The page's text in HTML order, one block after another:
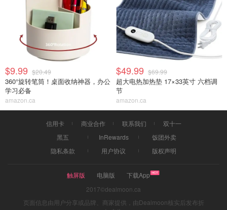
$9.99 $20.49
360°旋转笔筒！桌面收纳神器，办公
学习必备
amazon.ca
$49.99 $69.99
超大电热加热垫 17×33英寸 六档调
节
amazon.ca
信用卡 商业合作 联系我们
双十一
黑五
InRewards
饭团外卖
隐私条款
用户协议 版权声明
触屏版 电脑版
下载App
2017©dealmoon.ca
页面信息由用户分享或品牌、商家提供，由Dealmoon核实后发布折